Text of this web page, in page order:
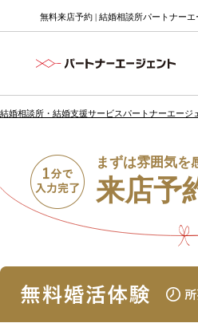
無料来店予約 | 結婚相談所パートナーエ
結婚相談所・結婚支援サービスパートナーエージ
まずは雰囲気を
来店予